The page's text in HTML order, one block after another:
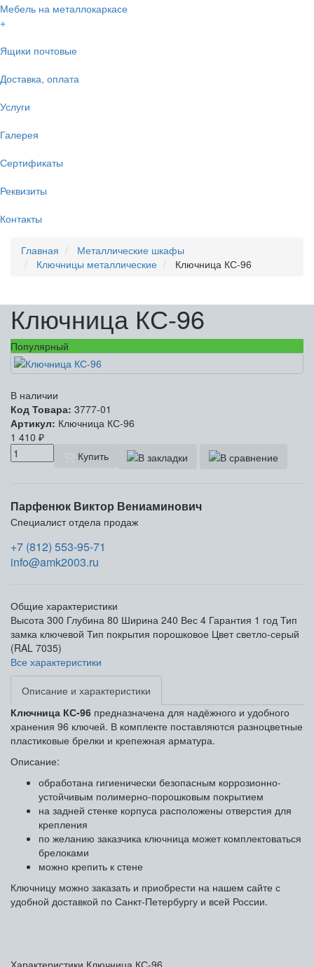
Мебель на металлокаркасе
+
Ящики почтовые
Доставка, оплата
Услуги
Галерея
Сертификаты
Реквизиты
Контакты
Главная
Металлические шкафы
Ключницы металлические
Ключница КС-96
Ключница КС-96
Популярный
В наличии
Код Товара: 3777-01
Артикул: Ключница КС-96
1 410 ₽
Купить
Парфенюк Виктор Вениаминович
Специалист отдела продаж
+7 (812) 553-95-71
info@amk2003.ru
Общие характеристики
Высота 300 Глубина 80 Ширина 240 Вес 4 Гарантия 1 год Тип
замка ключевой Тип покрытия порошковое Цвет светло-серый
(RAL 7035)
Все характеристики
Описание и характеристики
Ключница КС-96 предназначена для надёжного и удобного
хранения 96 ключей. В комплекте поставляются разноцветные
пластиковые брелки и крепежная арматура.
Описание:
обработана гигиенически безопасным коррозионно-
устойчивым полимерно-порошковым покрытием
на задней стенке корпуса расположены отверстия для
крепления
по желанию заказчика ключница может комплектоваться
брелоками
можно крепить к стене
Ключницу можно заказать и приобрести на нашем сайте с
удобной доставкой по Санкт-Петербургу и всей России.